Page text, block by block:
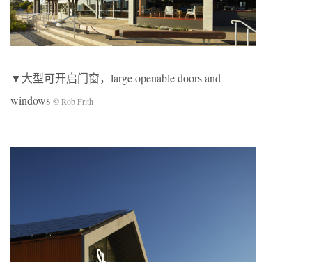
▼大型可开启门窗，large openable doors and
windows © Rob Frith